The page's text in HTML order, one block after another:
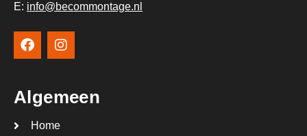
E: info@becommontage.nl
Algemeen
Home